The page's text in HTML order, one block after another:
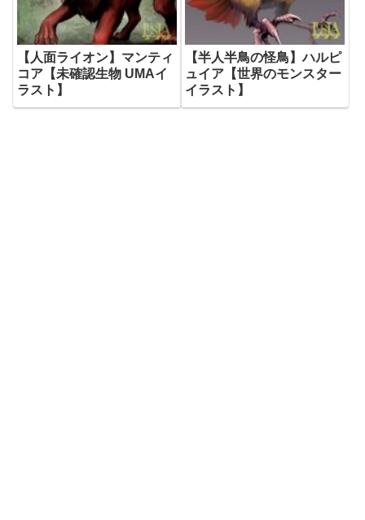
【人面ライオン】マンティ
コア【未確認生物 UMAイ
ラスト】
【半人半鳥の怪鳥】ハルピ
ュイア【世界のモンスター
イラスト】